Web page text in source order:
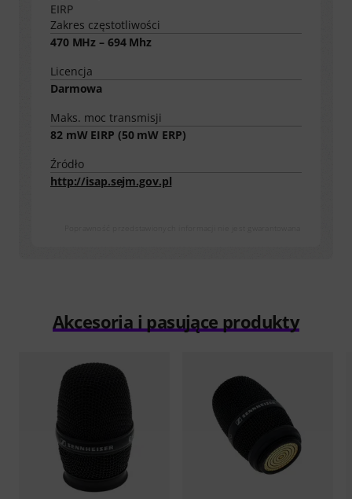
EIRP
Zakres częstotliwości
470 MHz – 694 Mhz
Licencja
Darmowa
Maks. moc transmisji
82mW EIRP (50mW ERP)
Źródło
http://isap.sejm.gov.pl
Akcesoria i pasujące produkty